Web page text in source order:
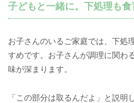
子どもと一緒に。下処理も食
お子さんのいるご家庭では、下処
すめです。お子さんが調理に関わ
味が深まります。
「この部分は取るんだよ」と説明